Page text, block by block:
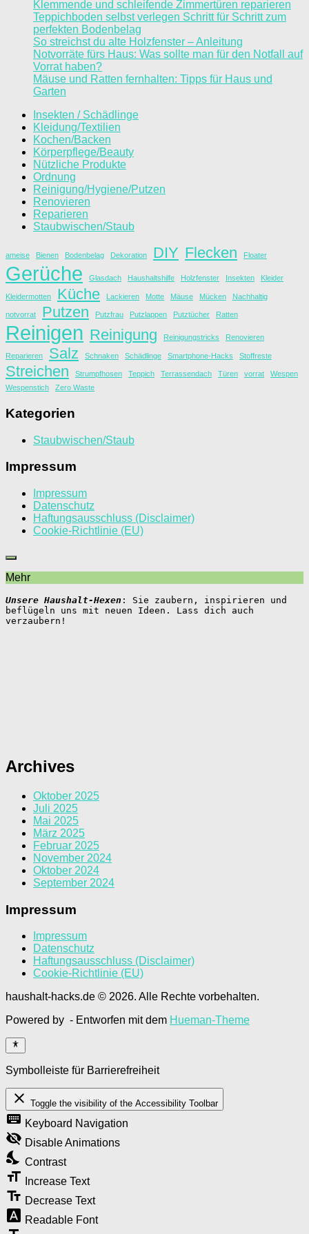
Klemmende und schleifende Zimmertüren reparieren
Teppichboden selbst verlegen Schritt für Schritt zum
perfekten Bodenbelag
So streichst du alte Holzfenster – Anleitung
Notvorräte fürs Haus: Was sollte man für den Notfall auf
Vorrat haben?
Mäuse und Ratten fernhalten: Tipps für Haus und
Garten
Insekten / Schädlinge
Kleidung/Textilien
Kochen/Backen
Körperpflege/Beauty
Nützliche Produkte
Ordnung
Reinigung/Hygiene/Putzen
Renovieren
Reparieren
Staubwischen/Staub
ameise Bienen Bodenbelag Dekoration DIY Flecken Floater
Gerüche Glasdach Haushaltshilfe Holzfenster Insekten Kleider
Kleidermotten Küche Lackieren Motte Mäuse Mücken Nachhaltig
notvorrat Putzen Putzfrau Putzlappen Putztücher Ratten
Reinigen Reinigung Reinigungstricks Renovieren
Reparieren Salz Schnaken Schädlinge Smartphone-Hacks Stoffreste
Streichen Strumpfhosen Teppich Terrassendach Türen vorrat
Wespen
Wespenstich
Zero Waste
Kategorien
Staubwischen/Staub
Impressum
Impressum
Datenschutz
Haftungsausschluss (Disclaimer)
Cookie-Richtlinie (EU)
Mehr
Unsere Haushalt-Hexen : Sie zaubern, inspirieren und
beflügeln uns mit neuen Ideen. Lass dich auch
verzaubern!
Archives
Oktober 2025
Juli 2025
Mai 2025
März 2025
Februar 2025
November 2024
Oktober 2024
September 2024
Impressum
Impressum
Datenschutz
Haftungsausschluss (Disclaimer)
Cookie-Richtlinie (EU)
haushalt-hacks.de © 2026. Alle Rechte vorbehalten.
Powered by - Entworfen mit dem Hueman-Theme
Symbolleiste für Barrierefreiheit
close Toggle the visibility of the Accessibility Toolbar
keyboard Keyboard Navigation
visibility_off Disable Animations
nights_stay Contrast
format_size Increase Text
text_fields Decrease Text
font_download Readable Font